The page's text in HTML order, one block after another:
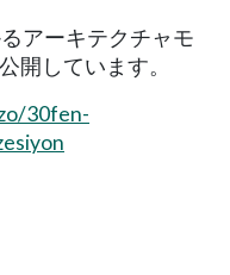
アーキテクチャモ
開しています。
30fen-